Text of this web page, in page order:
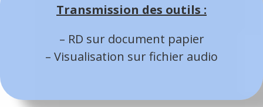
Transmission des outils :
– RD sur document papier
– Visualisation sur fichier audio